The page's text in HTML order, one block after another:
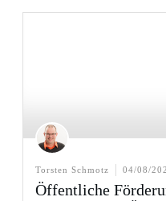
Torsten Schmotz 04/08/
Öffentliche